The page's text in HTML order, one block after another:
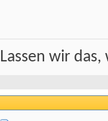
Lassen wir